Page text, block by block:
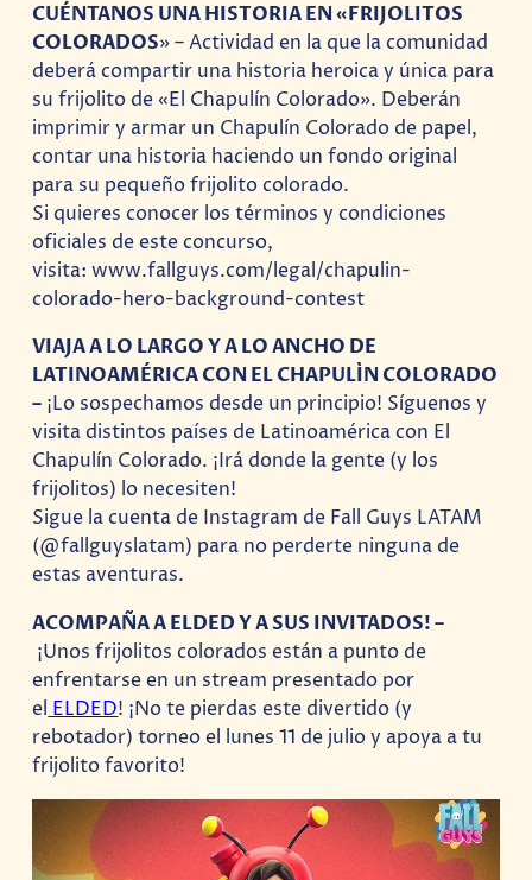
CUÉNTANOS UNA HISTORIA EN «FRIJOLITOS
COLORADOS» – Actividad en la que la comunidad
deberá compartir una historia heroica y única para
su frijolito de «El Chapulín Colorado». Deberán
imprimir y armar un Chapulín Colorado de papel,
contar una historia haciendo un fondo original
para su pequeño frijolito colorado.
​Si quieres conocer los términos y condiciones
oficiales de este concurso,
visita: www.fallguys.com/legal/chapulin-
colorado-hero-background-contest
VIAJA A LO LARGO Y A LO ANCHO DE
LATINOAMÉRICA CON EL CHAPULÍN COLORADO
– ¡Lo sospechamos desde un principio! Síguenos y
visita distintos países de Latinoamérica con El
Chapulín Colorado. ¡Irá donde la gente (y los
frijolitos) lo necesiten!
​Sigue la cuenta de Instagram de Fall Guys LATAM
(@fallguyslatam) para no perderte ninguna de
estas aventuras.
ACOMPAÑA A ELDED Y A SUS INVITADOS! –
¡Unos frijolitos colorados están a punto de
enfrentarse en un stream presentado por
el ELDED! ¡No te pierdas este divertido (y
rebotador) torneo el lunes 11 de julio y apoya a tu
frijolito favorito!